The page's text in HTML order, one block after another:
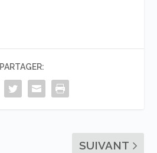
PARTAGER:
SUIVANT